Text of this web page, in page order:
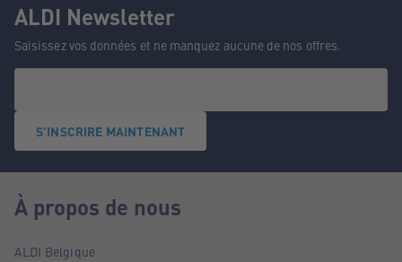
ALDI Newsletter
Saisissez vos données et ne manquez aucune de nos offres.
S'INSCRIRE MAINTENANT
À propos de nous
ALDI Belgique